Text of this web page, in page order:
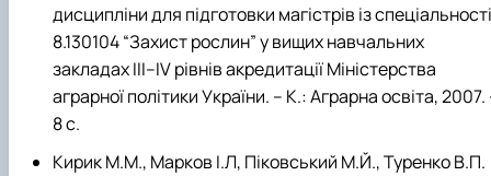
дисципліни для підготовки магістрів із спеціальності
8.130104 “Захист рослин” у вищих навчальних
закладах ІІІ–IV рівнів акредитації Міністерства
аграрної політики України. – К.: Аграрна освіта, 2007.
8 с.
Кирик М.М., Марков І.Л, Піковський М.Й., Туренко В.П.